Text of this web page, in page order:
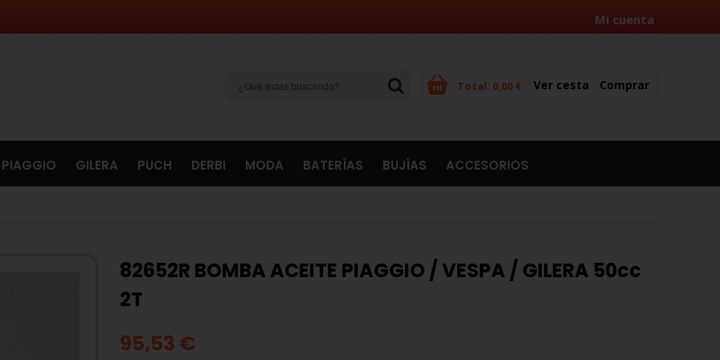
Mi cuenta
Total: 0,00 € Ver cesta Comprar
PIAGGIO GILERA PUCH DERBI MODA BATERÍAS BUJÍAS ACCESORIOS
82652R BOMBA ACEITE PIAGGIO / VESPA / GILERA 50cc
2T
95,53 €